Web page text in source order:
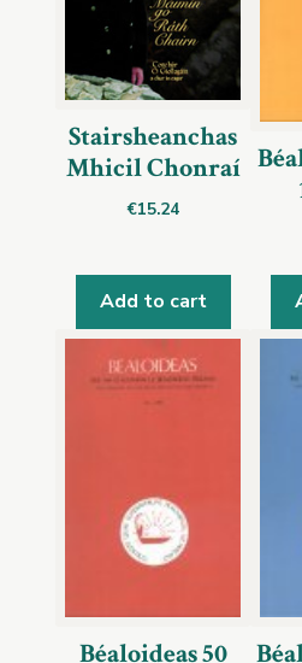
Stairsheanchas
Mhicil Chonraí
€15.24
Add to cart
Béaloideas 50